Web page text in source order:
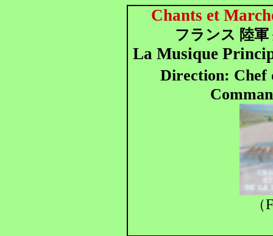
Chants et
フランス 陸軍
La Musique
Direction: Chef
（